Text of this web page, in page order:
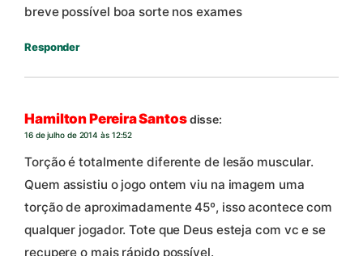
breve possível boa sorte nos exames
Responder
Hamilton Pereira Santosdisse:
16 de julho de 2014 às 12:52
Torção é totalmente diferente de lesão muscular.
Quem assistiu o jogo ontem viu na imagem uma
torção de aproximadamente 45º, isso acontece com
qualquer jogador. Tote que Deus esteja com vc e se
recupere o mais rápido possível.